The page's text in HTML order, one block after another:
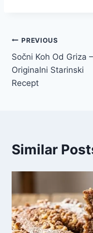
Post
navigation
PREVIOUS
Sočni Koh Od Griza –
Originalni Starinski
Recept
Similar